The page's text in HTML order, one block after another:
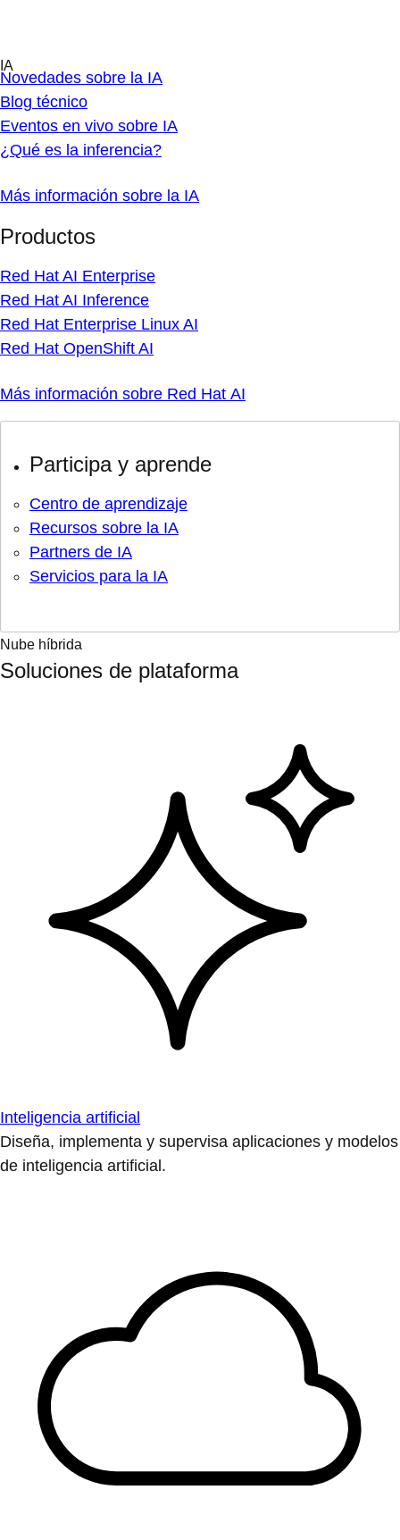
Novedades sobre la IA
Blog técnico
Eventos en vivo sobre IA
¿Qué es la inferencia?
Más información sobre la IA
Productos
Red Hat AI Enterprise
Red Hat AI Inference
Red Hat Enterprise Linux AI
Red Hat OpenShift AI
Más información sobre Red Hat AI
Participa y aprende
Centro de aprendizaje
Recursos sobre la IA
Partners de IA
Servicios para la IA
Nube híbrida
Soluciones de plataforma
Inteligencia artificial
Diseña, implementa y supervisa aplicaciones y modelos
de inteligencia artificial.